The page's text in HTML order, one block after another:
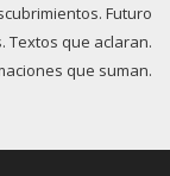
Futuro
Textos que aclaran.
que suman.